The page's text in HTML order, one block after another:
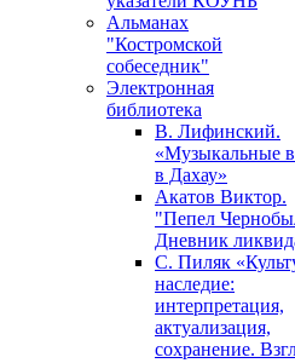
Альманах
"Костромской
собеседник"
Электронная
библиотека
В. Лифинский.
«Музыкальные
в Дахау»
Акатов Виктор.
"Пепел
Дневник
С. Пиляк
наследие:
интерпретация,
актуализация,
сохранение.